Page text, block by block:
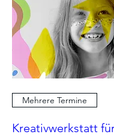
Mehrere Termine
Kreativwerkstatt